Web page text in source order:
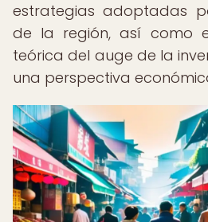
estrategias adoptadas
de la región, así como
teórica del auge de la
una perspectiva